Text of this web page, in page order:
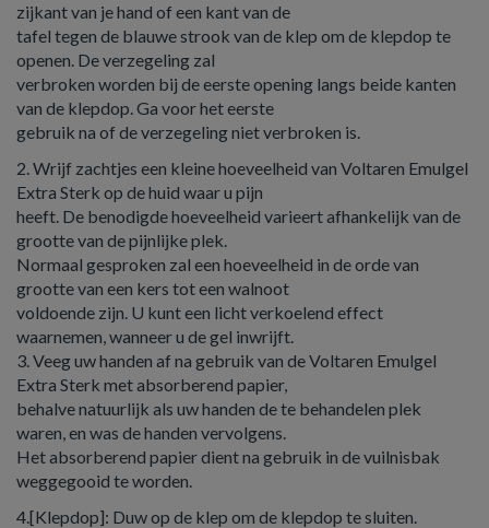
zijkant van je hand of een kant van de
tafel tegen de blauwe strook van de klep om de klepdop te
openen. De verzegeling zal
verbroken worden bij de eerste opening langs beide kanten
van de klepdop. Ga voor het eerste
gebruik na of de verzegeling niet verbroken is.
2. Wrijf zachtjes een kleine hoeveelheid van Voltaren Emulgel
Extra Sterk op de huid waar u pijn
heeft. De benodigde hoeveelheid varieert afhankelijk van de
grootte van de pijnlijke plek.
Normaal gesproken zal een hoeveelheid in de orde van
grootte van een kers tot een walnoot
voldoende zijn. U kunt een licht verkoelend effect
waarnemen, wanneer u de gel inwrijft.
3. Veeg uw handen af na gebruik van de Voltaren Emulgel
Extra Sterk met absorberend papier,
behalve natuurlijk als uw handen de te behandelen plek
waren, en was de handen vervolgens.
Het absorberend papier dient na gebruik in de vuilnisbak
weggegooid te worden.
4.[Klepdop]: Duw op de klep om de klepdop te sluiten.